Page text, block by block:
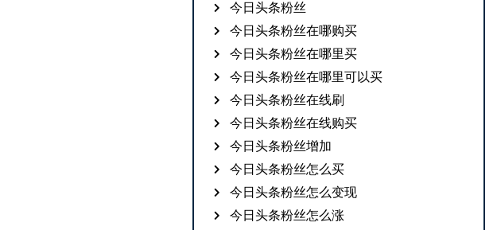
今日头条粉丝
今日头条粉丝在哪购买
今日头条粉丝在哪里买
今日头条粉丝在哪里可以买
今日头条粉丝在线刷
今日头条粉丝在线购买
今日头条粉丝增加
今日头条粉丝怎么买
今日头条粉丝怎么变现
今日头条粉丝怎么涨